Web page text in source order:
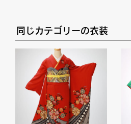
同じカテゴリーの衣装